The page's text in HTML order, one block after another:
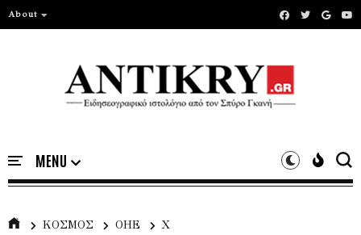
About
ΚΟΣΜΟΣ ΟΗΕ Χ